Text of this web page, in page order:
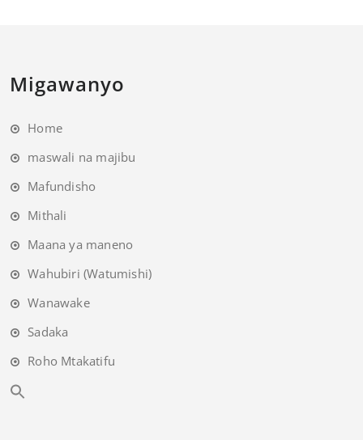
Migawanyo
Home
maswali na majibu
Mafundisho
Mithali
Maana ya maneno
Wahubiri (Watumishi)
Wanawake
Sadaka
Roho Mtakatifu